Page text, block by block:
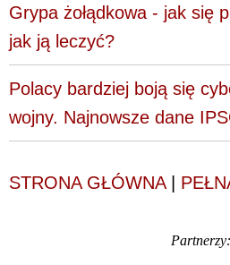
Grypa żołądkowa - jak się
jak ją leczyć?
Polacy bardziej boją się
wojny. Najnowsze dane
STRONA GŁÓWNA|
Partnerzy: